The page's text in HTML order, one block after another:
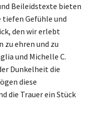
Beileidstexte bieten
tiefen Gefühle und
den wir erlebt
zu ehren und zu
und Michelle C.
Dunkelheit die
diese
die Trauer ein Stück